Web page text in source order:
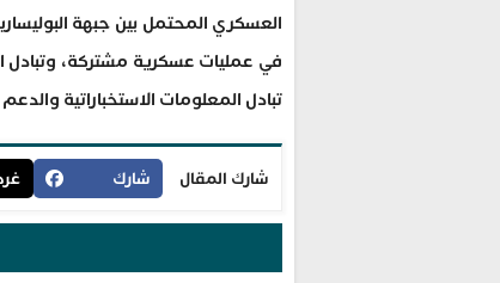
العسكري المحتمل بين جبهة
في عمليات عسكرية مشتركة، وتبادل
تبادل المعلومات الاستخباراتية
شارك المقال شارك